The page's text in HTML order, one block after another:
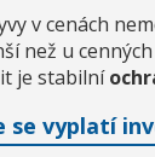
v cenách
než u
je stabilní
se vyplatí